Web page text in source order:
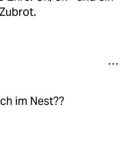
im Nest??